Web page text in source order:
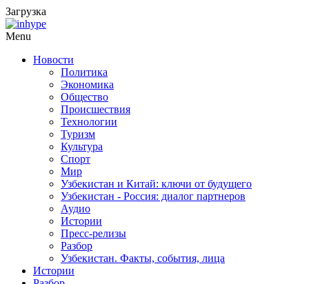
Загрузка
Menu
Новости
Политика
Экономика
Общество
Происшествия
Технологии
Туризм
Культура
Спорт
Мир
Узбекистан и Китай: ключи от будущего
Узбекистан - Россия: диалог партнеров
Аудио
Истории
Пресс-релизы
Разбор
Узбекистан. Факты, события, лица
Истории